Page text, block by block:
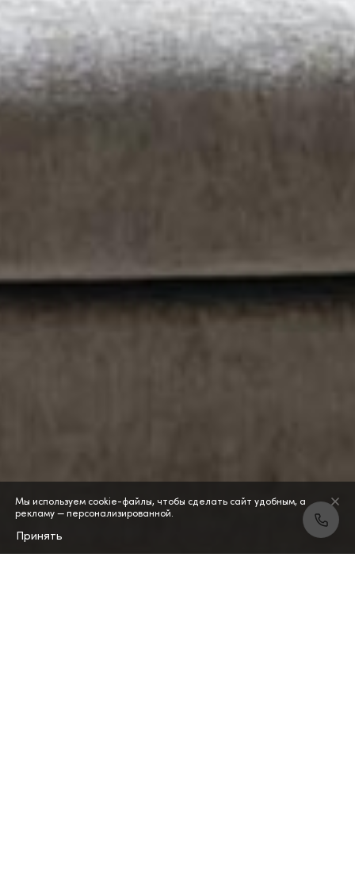
Мы используем cookie-файлы, чтобы сделать сайт удобным, а
рекламу — персонализированной.
Принять